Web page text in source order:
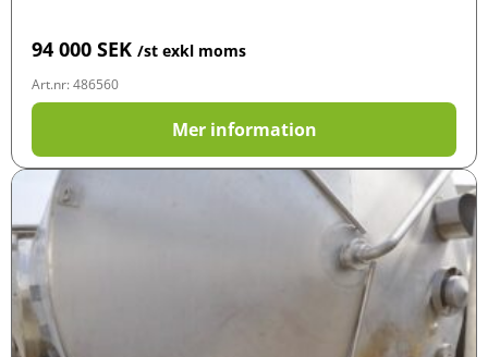
94 000 SEK /st exkl moms
Art.nr: 486560
Mer information